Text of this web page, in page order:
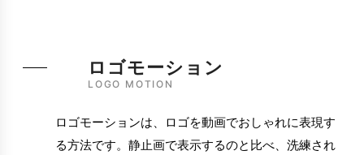
ロゴモーション
LOGO MOTION
ロゴモーションは、ロゴを動画でおしゃれに表現す
る方法です。静止画で表示するのと比べ、洗練され